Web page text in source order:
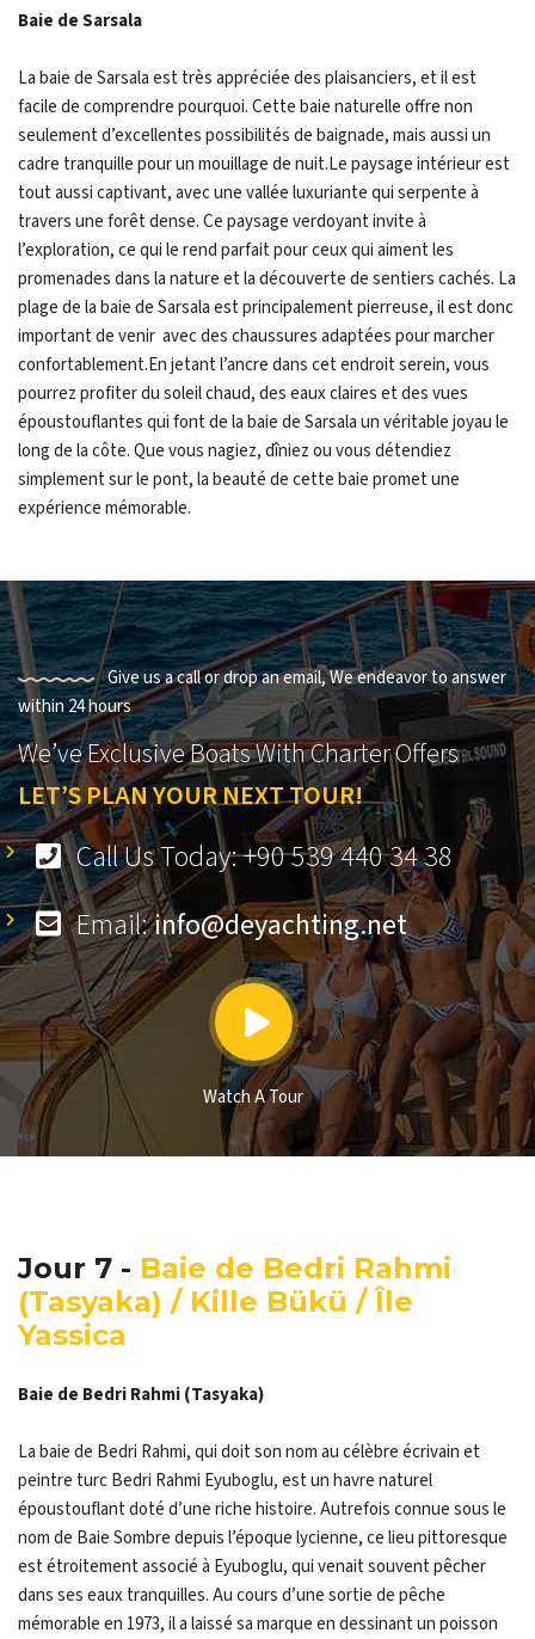
Baie de Sarsala
La baie de Sarsala est très appréciée des plaisanciers, et il est
facile de comprendre pourquoi. Cette baie naturelle offre non
seulement d’excellentes possibilités de baignade, mais aussi un
cadre tranquille pour un mouillage de nuit.Le paysage intérieur est
tout aussi captivant, avec une vallée luxuriante qui serpente à
travers une forêt dense. Ce paysage verdoyant invite à
l’exploration, ce qui le rend parfait pour ceux qui aiment les
promenades dans la nature et la découverte de sentiers cachés. La
plage de la baie de Sarsala est principalement pierreuse, il est donc
important de venir avec des chaussures adaptées pour marcher
confortablement.En jetant l’ancre dans cet endroit serein, vous
pourrez profiter du soleil chaud, des eaux claires et des vues
époustouflantes qui font de la baie de Sarsala un véritable joyau le
long de la côte. Que vous nagiez, dîniez ou vous détendiez
simplement sur le pont, la beauté de cette baie promet une
expérience mémorable.
Give us a call or drop an email, We endeavor to answer
within 24 hours
We’ve Exclusive Boats With Charter Offers
LET’S PLAN YOUR NEXT TOUR!
Call Us Today: +90 539 440 34 38
Email:info@deyachting.net
Watch A Tour
Jour 7 - Baie de Bedri Rahmi
(Tasyaka) / Kille Bükü / Île
Yassica
Baie de Bedri Rahmi (Tasyaka)
La baie de Bedri Rahmi, qui doit son nom au célèbre écrivain et
peintre turc Bedri Rahmi Eyuboglu, est un havre naturel
époustouflant doté d’une riche histoire. Autrefois connue sous le
nom de Baie Sombre depuis l’époque lycienne, ce lieu pittoresque
est étroitement associé à Eyuboglu, qui venait souvent pêcher
dans ses eaux tranquilles. Au cours d’une sortie de pêche
mémorable en 1973, il a laissé sa marque en dessinant un poisson